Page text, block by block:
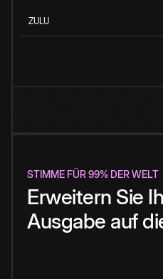
ZULU
STIMME FÜR 99% DER WELT
Erweitern Sie
Ausgabe auf